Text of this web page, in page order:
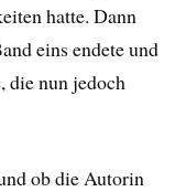
hatte. Dann
eins endete und
die nun jedoch
ob die Autorin